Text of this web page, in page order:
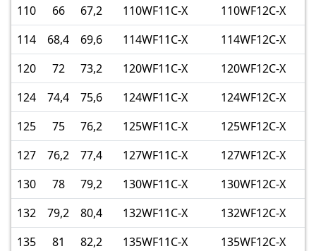
110
66 67,2 110WF11C-X
110WF12C-X
114
68,4 69,6 114WF11C-X
114WF12C-X
120
72 73,2 120WF11C-X
120WF12C-X
124
74,4 75,6 124WF11C-X
124WF12C-X
125
75 76,2 125WF11C-X
125WF12C-X
127
76,2 77,4 127WF11C-X
127WF12C-X
130
78 79,2 130WF11C-X
130WF12C-X
132
79,2 80,4 132WF11C-X
132WF12C-X
135
81 82,2 135WF11C-X
135WF12C-X